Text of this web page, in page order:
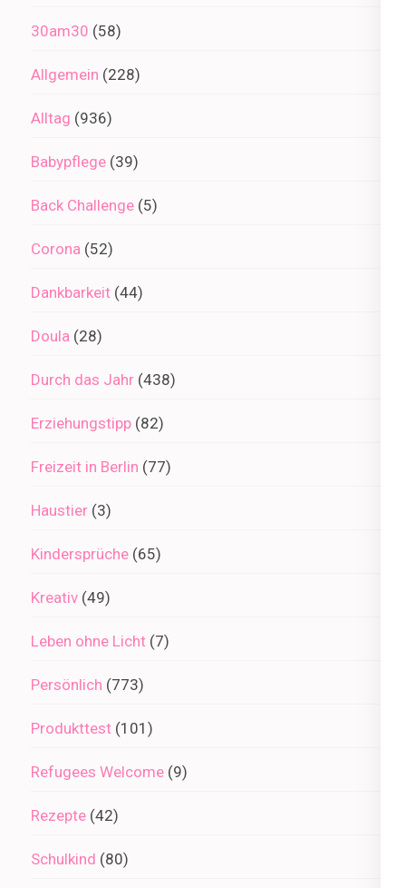
30am30 (58)
Allgemein (228)
Alltag (936)
Babypflege (39)
Back Challenge (5)
Corona (52)
Dankbarkeit (44)
Doula (28)
Durch das Jahr (438)
Erziehungstipp (82)
Freizeit in Berlin (77)
Haustier (3)
Kindersprüche (65)
Kreativ (49)
Leben ohne Licht (7)
Persönlich (773)
Produkttest (101)
Refugees Welcome (9)
Rezepte (42)
Schulkind (80)